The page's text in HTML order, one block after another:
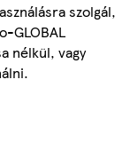
szolgál,
GLOBAL
nélkül, vagy